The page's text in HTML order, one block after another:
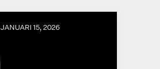
JANUARI 15, 2026